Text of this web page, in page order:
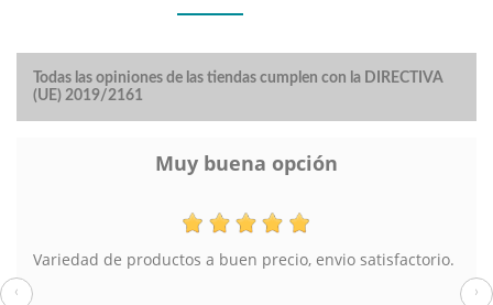
Todas las opiniones de las tiendas cumplen con la DIRECTIVA
(UE) 2019/2161
Muy buena opción
Variedad de productos a buen precio, envio satisfactorio.
‹ ›